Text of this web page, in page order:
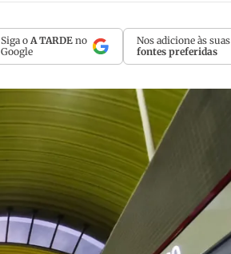
Siga o A TARDE no
Google
Nos adicione às suas
fontes preferidas